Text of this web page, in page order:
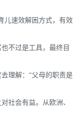
儿速效解困方式，有效
不过是工具，最终目
理解：“父母的职责是
社会有益。从欧洲、